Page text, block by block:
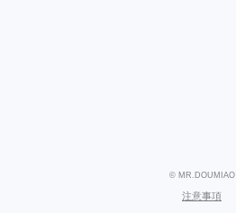
© MR.DOUMIAO
注意事項